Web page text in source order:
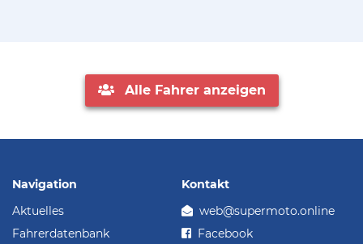
Alle Fahrer anzeigen
Navigation
Aktuelles
Fahrerdatenbank
Kontakt
web@supermoto.online
Facebook